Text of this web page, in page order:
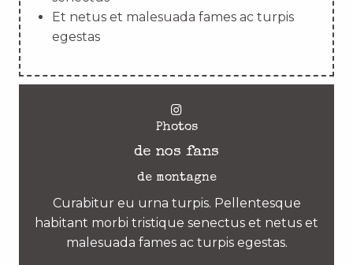
Et netus et malesuada fames ac turpis
egestas
Photos
de nos fans
de montagne
Curabitur eu urna turpis. Pellentesque
habitant morbi tristique senectus et netus et
malesuada fames ac turpis egestas.